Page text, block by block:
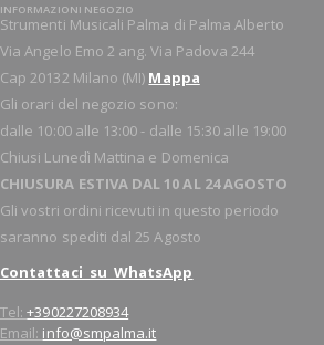
INFORMAZIONI NEGOZIO
Strumenti Musicali Palma di Palma Alberto
Via Angelo Emo 2 ang. Via Padova 244
Cap 20132 Milano (MI) Mappa
Gli orari del negozio sono:
dalle 10:00 alle 13:00 - dalle 15:30 alle 19:00
Chiusi Lunedì Mattina e Domenica
CHIUSURA ESTIVA DAL 10 AL 24 AGOSTO
Gli vostri ordini ricevuti in questo periodo
saranno spediti dal 25 Agosto
Contattaci su WhatsApp
Tel:+390227208934
Email: info@smpalma.it